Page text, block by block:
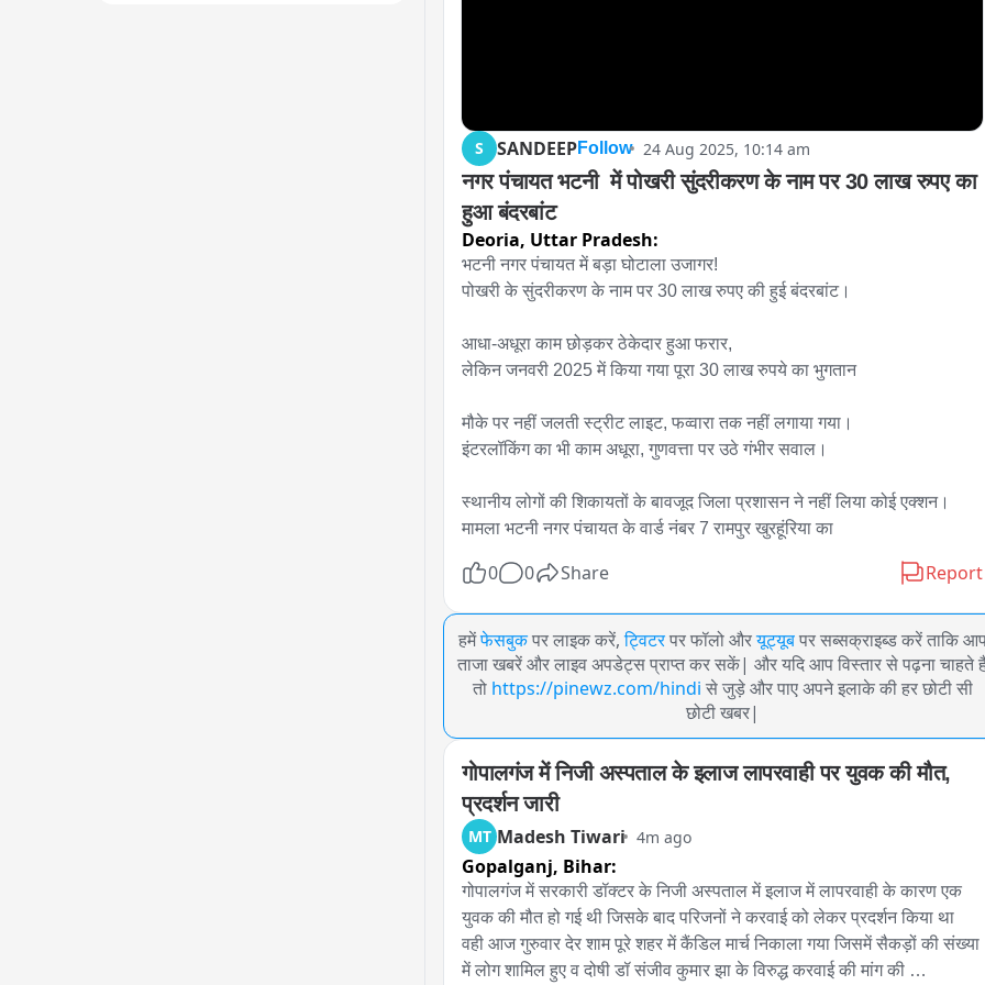
S SANDEEPFollow 24 Aug 2025, 10:14 am
नगर पंचायत भटनी  में पोखरी सुंदरीकरण के नाम पर 30 लाख रुपए का
हुआ बंदरबांट
Deoria, Uttar Pradesh:
भटनी नगर पंचायत में बड़ा घोटाला उजागर!
पोखरी के सुंदरीकरण के नाम पर 30 लाख रुपए की हुई बंदरबांट।
आधा-अधूरा काम छोड़कर ठेकेदार हुआ फरार,
लेकिन जनवरी 2025 में किया गया पूरा 30 लाख रुपये का भुगतान
मौके पर नहीं जलती स्ट्रीट लाइट, फव्वारा तक नहीं लगाया गया।
इंटरलॉकिंग का भी काम अधूरा, गुणवत्ता पर उठे गंभीर सवाल।
स्थानीय लोगों की शिकायतों के बावजूद जिला प्रशासन ने नहीं लिया कोई एक्शन।
मामला भटनी नगर पंचायत के वार्ड नंबर 7 रामपुर खुरहूंरिया का
0 0 Share Report
हमेंफेसबुक पर लाइक करें, ट्विटर पर फॉलो औरयूट्यूब पर सब्सक्राइब्ड करें ताकि
ताजा खबरें और लाइव अपडेट्स प्राप्त कर सकें| और यदि आप विस्तार से पढ़ना चाहते
तो https://pinewz.com/hindi से जुड़े और पाए अपने इलाके की हर छोटी सी
छोटी खबर|
गोपालगंज में निजी अस्पताल के इलाज लापरवाही पर युवक की मौत,
प्रदर्शन जारी
MT Madesh Tiwari 4m ago
Gopalganj, Bihar:
गोपालगंज में सरकारी डॉक्टर के निजी अस्पताल में इलाज में लापरवाही के कारण एक
युवक की मौत हो गई थी जिसके बाद परिजनों ने करवाई को लेकर प्रदर्शन किया था
वही आज गुरुवार देर शाम पूरे शहर में कैंडिल मार्च निकाला गया जिसमें सैकड़ों की संख्या
में लोग शामिल हुए व दोषी डॉ संजीव कुमार झा के विरुद्ध करवाई की मांग की